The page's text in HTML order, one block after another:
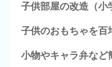
子供部屋の改造（小
子供のおもちゃを百
小物やキャラ弁など